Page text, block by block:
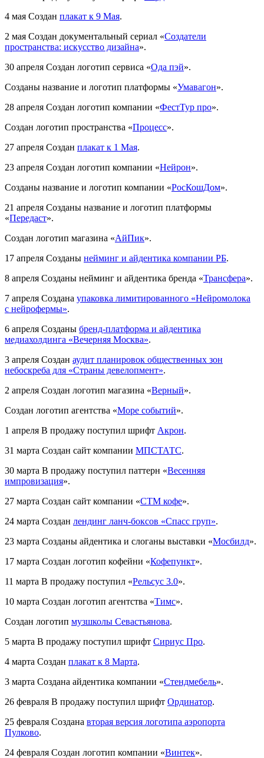
4 мая Создан плакат к 9 Мая.
2 мая Создан документальный сериал «Создатели
пространства: искусство дизайна».
30 апреля Создан логотип сервиса «Ода пэй».
Созданы название и логотип платформы «Умавагон».
28 апреля Создан логотип компании «ФестТур про».
Создан логотип пространства «Процесс».
27 апреля Создан плакат к 1 Мая.
23 апреля Создан логотип компании «Нейрон».
Созданы название и логотип компании «РосКошДом».
21 апреля Созданы название и логотип платформы
«Передаст».
Создан логотип магазина «АйПик».
17 апреля Созданы нейминг и айдентика компании РБ.
8 апреля Созданы нейминг и айдентика бренда «Трансфера».
7 апреля Создана упаковка лимитированного «Нейромолока
с нейрофермы».
6 апреля Созданы бренд-платформа и айдентика
медиахолдинга «Вечерняя Москва».
3 апреля Создан аудит планировок общественных зон
небоскреба для «Страны девелопмент».
2 апреля Создан логотип магазина «Верный».
Создан логотип агентства «Море событий».
1 апреля В продажу поступил шрифт Акрон.
31 марта Создан сайт компании МПСТАТС.
30 марта В продажу поступил паттерн «Весенняя
импровизация».
27 марта Создан сайт компании «СТМ кофе».
24 марта Создан лендинг ланч-боксов «Спасс груп».
23 марта Созданы айдентика и слоганы выставки «Мосбилд».
17 марта Создан логотип кофейни «Кофепункт».
11 марта В продажу поступил «Рельсус 3.0».
10 марта Создан логотип агентства «Тимс».
Создан логотип музшколы Севастьянова.
5 марта В продажу поступил шрифт Сириус Про.
4 марта Создан плакат к 8 Марта.
3 марта Создана айдентика компании «Стендмебель».
26 февраля В продажу поступил шрифт Ординатор.
25 февраля Создана вторая версия логотипа аэропорта
Пулково.
24 февраля Создан логотип компании «Винтек».